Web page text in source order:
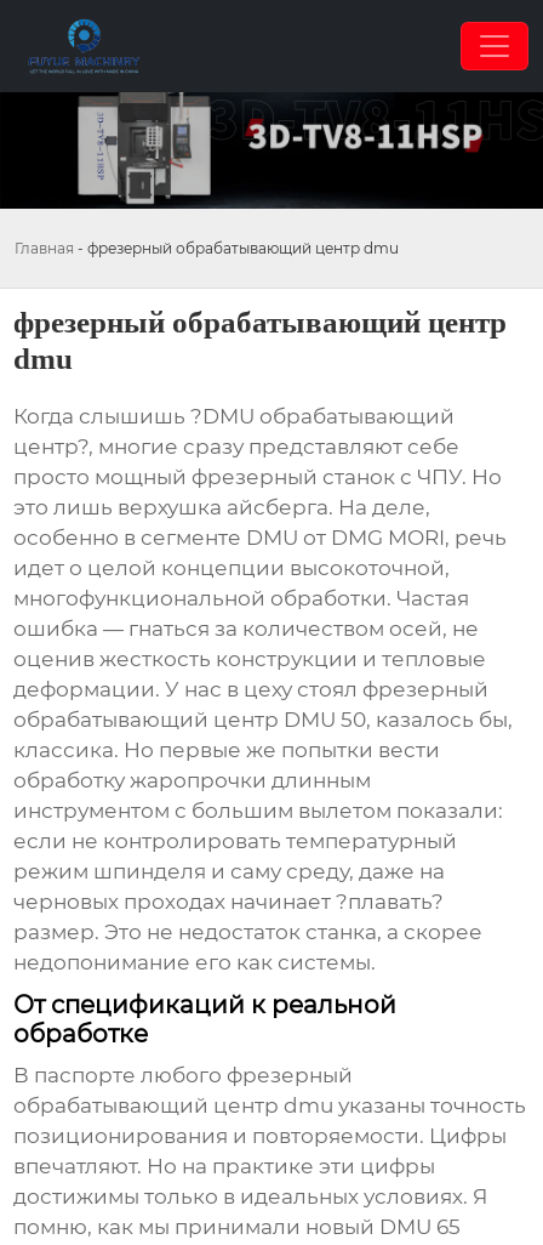
Главная - фрезерный обрабатывающий центр dmu
фрезерный обрабатывающий центр
dmu
Когда слышишь ?DMU обрабатывающий
центр?, многие сразу представляют себе
просто мощный фрезерный станок с ЧПУ. Но
это лишь верхушка айсберга. На деле,
особенно в сегменте DMU от DMG MORI, речь
идет о целой концепции высокоточной,
многофункциональной обработки. Частая
ошибка — гнаться за количеством осей, не
оценив жесткость конструкции и тепловые
деформации. У нас в цеху стоял фрезерный
обрабатывающий центр DMU 50, казалось бы,
классика. Но первые же попытки вести
обработку жаропрочки длинным
инструментом с большим вылетом показали:
если не контролировать температурный
режим шпинделя и саму среду, даже на
черновых проходах начинает ?плавать?
размер. Это не недостаток станка, а скорее
недопонимание его как системы.
От спецификаций к реальной
обработке
В паспорте любого фрезерный
обрабатывающий центр dmu указаны точность
позиционирования и повторяемости. Цифры
впечатляют. Но на практике эти цифры
достижимы только в идеальных условиях. Я
помню, как мы принимали новый DMU 65